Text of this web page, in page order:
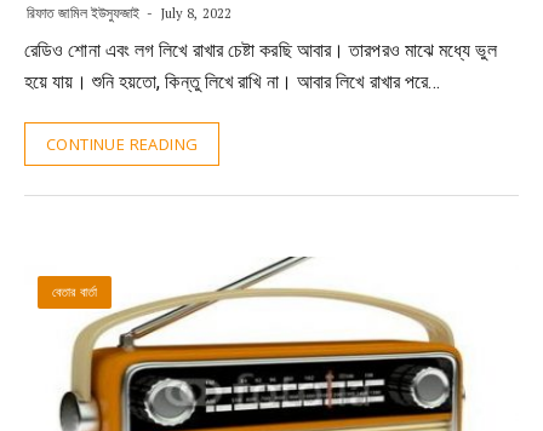
রিফাত জামিল ইউসুফজাই July 8, 2022
রেডিও শোনা এবং লগ লিখে রাখার চেষ্টা করছি আবার। তারপরও মাঝে মধ্যে ভুল
হয়ে যায়। শুনি হয়তো, কিন্তু লিখে রাখি না। আবার লিখে রাখার পরে…
CONTINUE READING
বেতার বার্তা